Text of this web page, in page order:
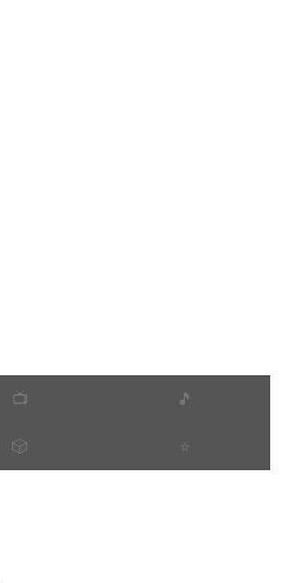
📺 🎵
🎲 ⭐️